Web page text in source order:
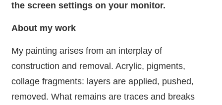
the screen settings on your monitor.
About my work
My painting arises from an interplay of
construction and removal. Acrylic, pigments,
collage fragments: layers are applied, pushed,
removed. What remains are traces and breaks